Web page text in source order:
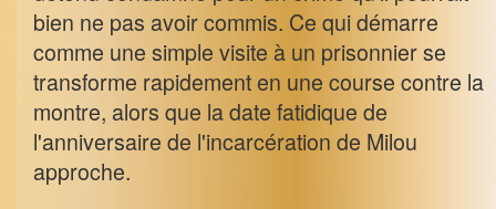
bien ne pas avoir commis. Ce qui démarre
comme une simple visite à un prisonnier se
transforme rapidement en une course contre la
montre, alors que la date fatidique de
l'anniversaire de l'incarcération de Milou
approche.